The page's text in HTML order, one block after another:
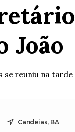
João
reuniu na
Candeias, BA